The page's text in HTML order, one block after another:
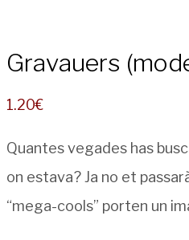
Gravauers
1.20€
Quantes vegades has
on estava? Ja no et
“mega-cools” porten un